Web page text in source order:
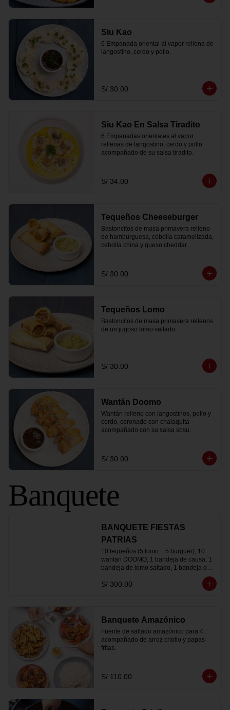
Siu Kao
6 Empanada oriental al vapor rellena de
langostino, cerdo y pollo.
S/ 30.00
Siu Kao En Salsa Tiradito
6 Empanadas orientales al vapor
rellenas de langostino, cerdo y pollo
acompañado de su salsa tiradito.
S/ 34.00
Tequeños Cheeseburger
Bastoncitos de masa primavera relleno
de hamburguesa, cebolla caramelizada,
cebolla china y queso cheddar.
S/ 30.00
Tequeños Lomo
Bastoncitos de masa primavera rellenos
de un jugoso lomo saltado.
S/ 30.00
Wantán Doomo
Wantán relleno con langostinos, pollo y
cerdo, coronado con chalaquita
acompañado con su salsa sosu.
S/ 30.00
Banquete
BANQUETE FIESTAS
PATRIAS
10 tequeños (5 lomo + 5 burguer), 10
wantan DOOMO, 1 bandeja de causa, 1
bandeja de lomo saltado, 1 bandeja de
aeropuerto nikkei con charsiu, 1 bandeja
de tallarín a la huancaína , 1 bandeja de
S/ 300.00
Banquete Amazónico
Fuente de saltado amazónico para 4,
acompañado de arroz criollo y papas
fritas.
S/ 110.00